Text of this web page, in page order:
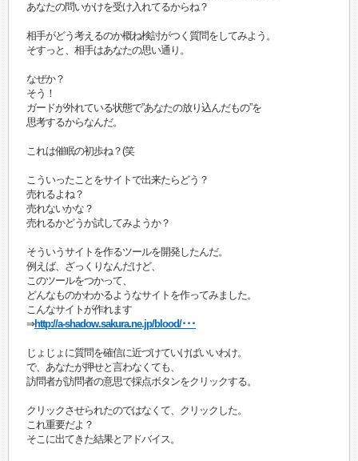
あなたの問いかけを受け入れてるからね？
相手がどう考えるのか概ね検討がつく質問をしてみよう。
そすっと、相手はあなたの思い通り。
なぜか？
そう！
ガードが外れている状態で”あなたの放り込んだもの”を
思考するからなんだ。
これは催眠の初歩ね？(笑
こういったことをサイトで出来たらどう？
売れるよね？
売れないかな？
売れるかどうか試してみようか？
そういうサイトを作るツールを開発したんだ。
例えば、ざっくりなんだけど、
このツールをつかって、
どんなものかわかるようなサイトを作ってみました。
こんなサイトが作れます
⇒http://a-shadow.sakura.ne.jp/blood/･･･
じょじょに質問を確信に近づけていけばいいわけ。
で、あなたが押せと言わなくても、
訪問者が訪問者の意思で採点ボタンをクリックする。
クリックさせられたのではなくて、クリックした。
これ重要だよ？
そこに出てきた結果とアドバイス。